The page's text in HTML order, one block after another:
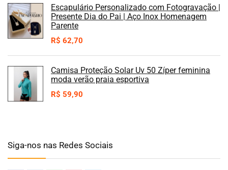
Escapulário Personalizado com Fotogravação |
Presente Dia do Pai | Aço Inox Homenagem
Parente
R$ 62,70
Camisa Proteção Solar Uv 50 Zíper feminina
moda verão praia esportiva
R$ 59,90
Siga-nos nas Redes Sociais